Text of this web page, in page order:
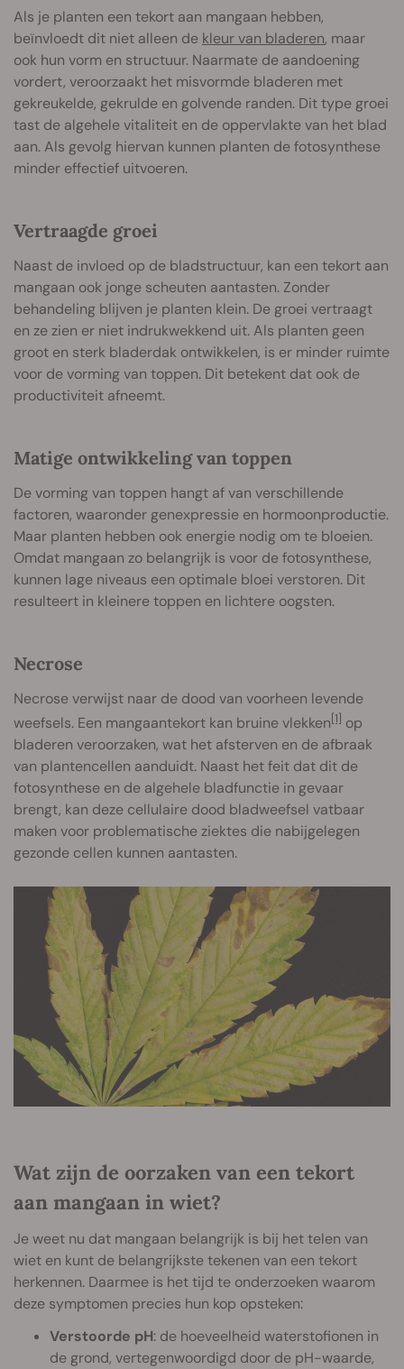
Als je planten een tekort aan mangaan hebben,
beïnvloedt dit niet alleen de kleur van bladeren, maar
ook hun vorm en structuur. Naarmate de aandoening
vordert, veroorzaakt het misvormde bladeren met
gekreukelde, gekrulde en golvende randen. Dit type groei
tast de algehele vitaliteit en de oppervlakte van het blad
aan. Als gevolg hiervan kunnen planten de fotosynthese
minder effectief uitvoeren.
Vertraagde groei
Naast de invloed op de bladstructuur, kan een tekort aan
mangaan ook jonge scheuten aantasten. Zonder
behandeling blijven je planten klein. De groei vertraagt
en ze zien er niet indrukwekkend uit. Als planten geen
groot en sterk bladerdak ontwikkelen, is er minder ruimte
voor de vorming van toppen. Dit betekent dat ook de
productiviteit afneemt.
Matige ontwikkeling van toppen
De vorming van toppen hangt af van verschillende
factoren, waaronder genexpressie en hormoonproductie.
Maar planten hebben ook energie nodig om te bloeien.
Omdat mangaan zo belangrijk is voor de fotosynthese,
kunnen lage niveaus een optimale bloei verstoren. Dit
resulteert in kleinere toppen en lichtere oogsten.
Necrose
Necrose verwijst naar de dood van voorheen levende
weefsels. Een mangaantekort kan bruine vlekken[1] op
bladeren veroorzaken, wat het afsterven en de afbraak
van plantencellen aanduidt. Naast het feit dat dit de
fotosynthese en de algehele bladfunctie in gevaar
brengt, kan deze cellulaire dood bladweefsel vatbaar
maken voor problematische ziektes die nabijgelegen
gezonde cellen kunnen aantasten.
Wat zijn de oorzaken van een tekort
aan mangaan in wiet?
Je weet nu dat mangaan belangrijk is bij het telen van
wiet en kunt de belangrijkste tekenen van een tekort
herkennen. Daarmee is het tijd te onderzoeken waarom
deze symptomen precies hun kop opsteken:
Verstoorde pH: de hoeveelheid waterstofionen in
de grond, vertegenwoordigd door de pH-waarde,